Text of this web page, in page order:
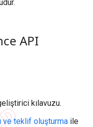
API
kılavuzu.
ve teklif oluşturma ile